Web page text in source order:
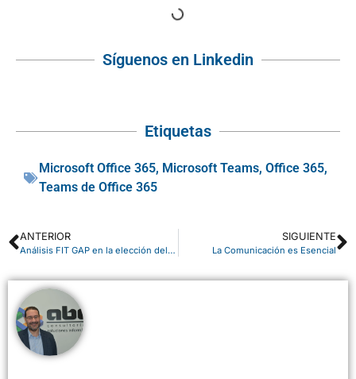
Síguenos en Linkedin
Etiquetas
Microsoft Office 365, Microsoft Teams, Office 365,
Teams de Office 365
ANTERIOR
Análisis FIT GAP en la elección del ERP
SIGUIENTE
La Comunicación es Esencial